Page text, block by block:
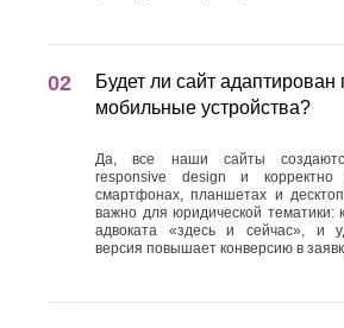
Будет ли сайт адаптирован
мобильные устройства?
Да, все наши сайты
responsive design и корректно
смартфонах, планшетах и
важно для юридической тематики:
адвоката «здесь и сейчас», и
версия повышает конверсию в